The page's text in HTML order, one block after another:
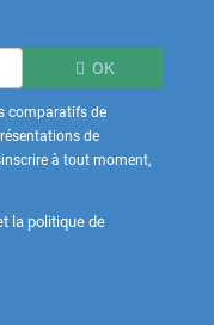
OK
comparatifs de
de
à tout moment,
la politique de